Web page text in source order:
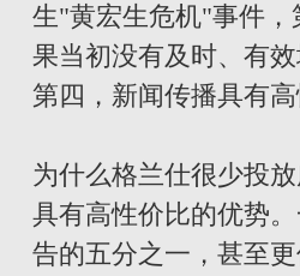
生"黄宏生危机"事件
果当初没有及时、有
第四，新闻传播具有高
为什么格兰仕很少投
具有高性价比的优势
告的五分之一，甚至